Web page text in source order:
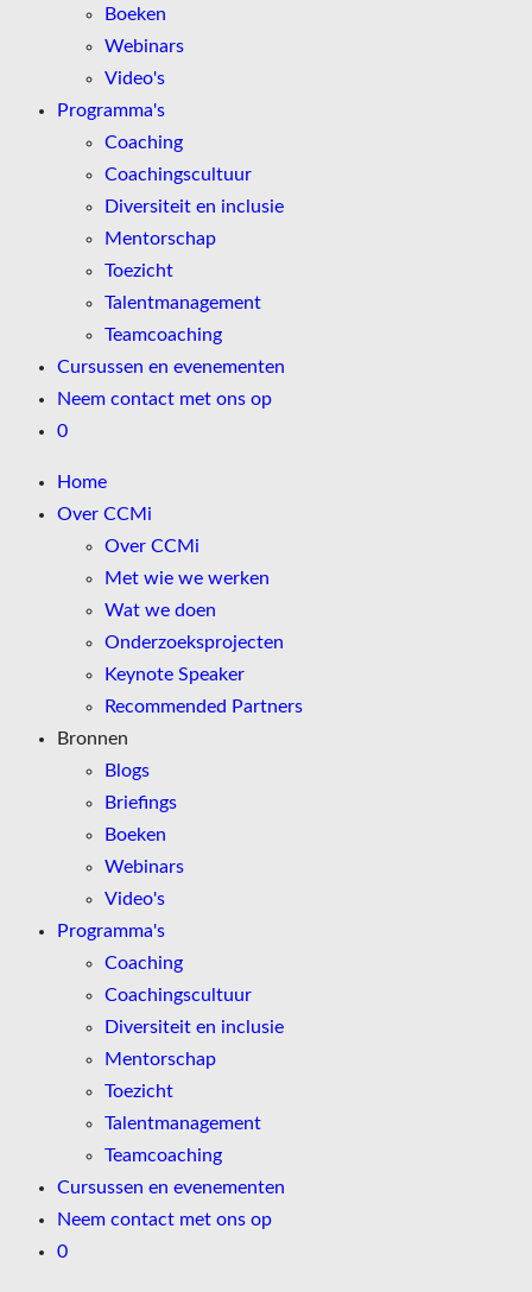
Boeken
Webinars
Video's
Programma's
Coaching
Coachingscultuur
Diversiteit en inclusie
Mentorschap
Toezicht
Talentmanagement
Teamcoaching
Cursussen en evenementen
Neem contact met ons op
0
Home
Over CCMi
Over CCMi
Met wie we werken
Wat we doen
Onderzoeksprojecten
Keynote Speaker
Recommended Partners
Bronnen
Blogs
Briefings
Boeken
Webinars
Video's
Programma's
Coaching
Coachingscultuur
Diversiteit en inclusie
Mentorschap
Toezicht
Talentmanagement
Teamcoaching
Cursussen en evenementen
Neem contact met ons op
0